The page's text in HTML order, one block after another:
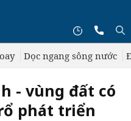
Dọc ngang sông nước
- vùng đất có
phát triển